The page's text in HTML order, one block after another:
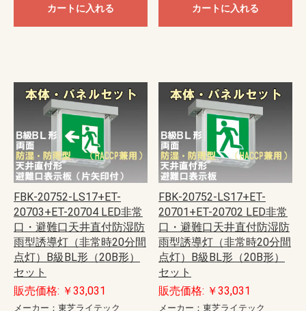
カートに入れる カートに入れる
FBK-20752-LS17+ET-
20703+ET-20704 LED非常
口・避難口天井直付防湿防
雨型誘導灯（非常時20分間
点灯）B級BL形（20B形）
セット
販売価格: ￥33,031
メーカー：東芝ライテック
FBK-20752-LS17+ET-
20701+ET-20702 LED非常
口・避難口天井直付防湿防
雨型誘導灯（非常時20分間
点灯）B級BL形（20B形）
セット
販売価格: ￥33,031
メーカー：東芝ライテック